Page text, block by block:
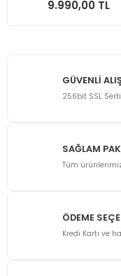
9.990,00 TL
GÜVENLİ
256bit SSL
SAĞLAM
Tüm
ÖDEME
Kredi Kartı ve